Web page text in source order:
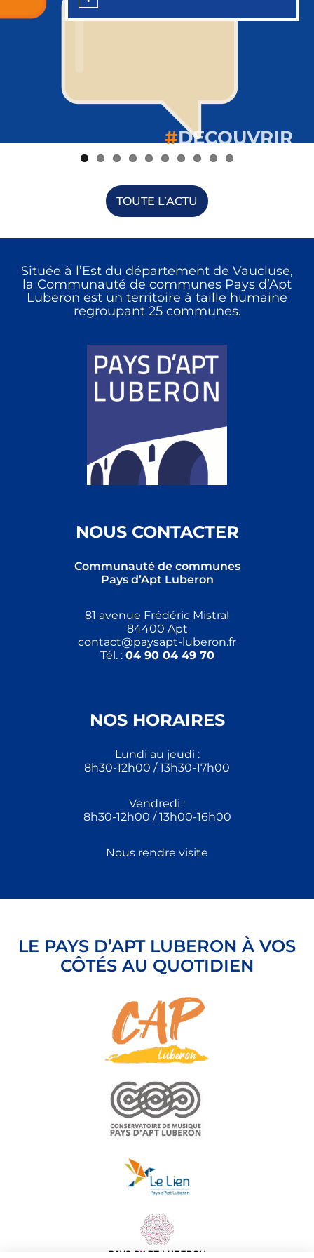
#DECOUVRIR
#DECOUVRIR
#DECOUVRIR
#DECOUVRIR
#DECOUVRIR
#DECOUVRIR
#DECOUVRIR
#DECOUVRIR
#DECOUVRIR
#DECOUVRIR
TOUTE L’ACTU
Située à l’Est du département de Vaucluse,
la Communauté de communes Pays d’Apt
Luberon est un territoire à taille humaine
regroupant 25 communes.
NOUS CONTACTER
Communauté de communes
Pays d’Apt Luberon
81 avenue Frédéric Mistral
84400 Apt
contact@paysapt-luberon.fr
Tél. : 04 90 04 49 70
NOS HORAIRES
Lundi au jeudi :
8h30-12h00 / 13h30-17h00
Vendredi :
8h30-12h00 / 13h00-16h00
Nous rendre visite
LE PAYS D’APT LUBERON À VOS
CÔTÉS AU QUOTIDIEN